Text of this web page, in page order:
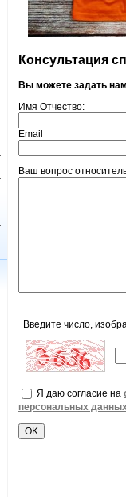
Консультация
Вы можете задать
Имя Отчество:
Email
Ваш вопрос
Введите число,
Я даю согласие на
персональных